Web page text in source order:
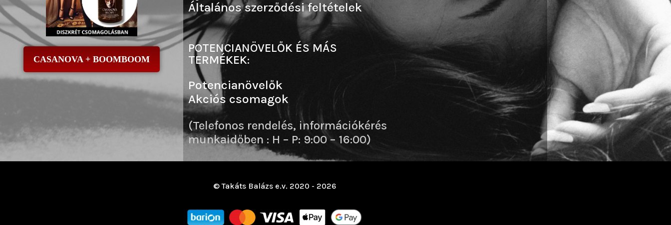
CASANOVA + BOOMBOOM
Általános szerződési feltételek
POTENCIANÖVELŐK ÉS MÁS
TERMÉKEK:
Potencianövelők
Akciós csomagok
(Telefonos rendelés, információkérés
munkaidőben : H – P: 9:00 – 16:00)
© Takáts Balázs e.v. 2020 - 2026